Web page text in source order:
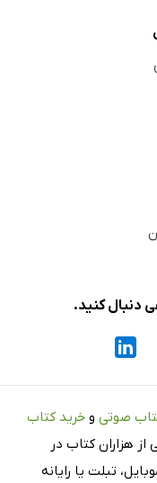
دنبال کنید.
صوتی و خرید کتاب
هزاران کتاب در
تبلت یا رایانه